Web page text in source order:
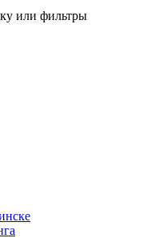
или фильтры